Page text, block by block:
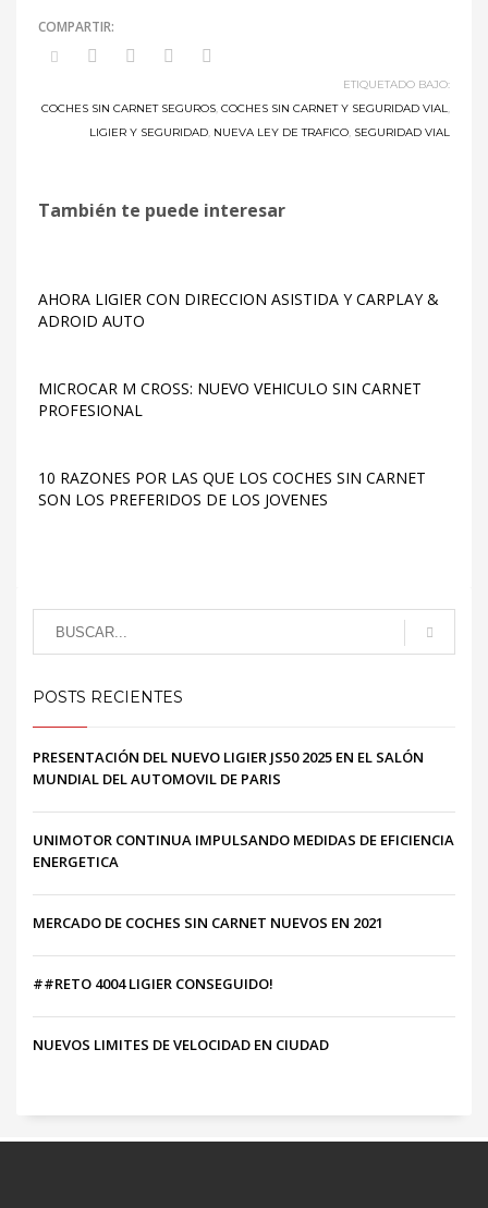
ETIQUETADO BAJO:
COCHES SIN CARNET SEGUROS, COCHES SIN CARNET Y SEGURIDAD VIAL,
LIGIER Y SEGURIDAD, NUEVA LEY DE TRAFICO, SEGURIDAD VIAL
También te puede interesar
AHORA LIGIER CON DIRECCION ASISTIDA Y CARPLAY &
ADROID AUTO
MICROCAR M CROSS: NUEVO VEHICULO SIN CARNET
PROFESIONAL
10 RAZONES POR LAS QUE LOS COCHES SIN CARNET
SON LOS PREFERIDOS DE LOS JOVENES
POSTS RECIENTES
PRESENTACIÓN DEL NUEVO LIGIER JS50 2025 EN EL SALÓN
MUNDIAL DEL AUTOMOVIL DE PARIS
UNIMOTOR CONTINUA IMPULSANDO MEDIDAS DE EFICIENCIA
ENERGETICA
MERCADO DE COCHES SIN CARNET NUEVOS EN 2021
##RETO 4004 LIGIER CONSEGUIDO!
NUEVOS LIMITES DE VELOCIDAD EN CIUDAD